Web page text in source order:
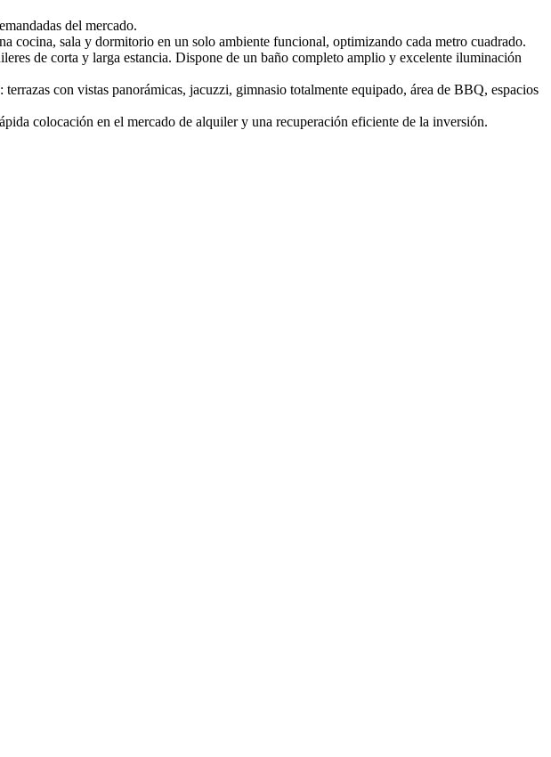
del mercado.
cocina, sala y dormitorio en un solo ambiente funcional, optimizando cada metro cuadrado.
de corta y larga estancia. Dispone de un baño completo amplio y excelente iluminación
con vistas panorámicas, jacuzzi, gimnasio totalmente equipado, área de BBQ, espacios
colocación en el mercado de alquiler y una recuperación eficiente de la inversión.